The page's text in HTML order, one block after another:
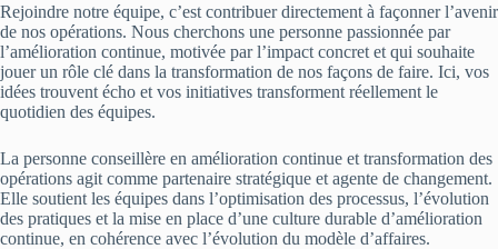
Rejoindre notre équipe, c’est contribuer directement à façonner l’avenir
de nos opérations. Nous cherchons une personne passionnée par
l’amélioration continue, motivée par l’impact concret et qui souhaite
jouer un rôle clé dans la transformation de nos façons de faire. Ici, vos
idées trouvent écho et vos initiatives transforment réellement le
quotidien des équipes.
La personne conseillère en amélioration continue et transformation des
opérations agit comme partenaire stratégique et agente de changement.
Elle soutient les équipes dans l’optimisation des processus, l’évolution
des pratiques et la mise en place d’une culture durable d’amélioration
continue, en cohérence avec l’évolution du modèle d’affaires.